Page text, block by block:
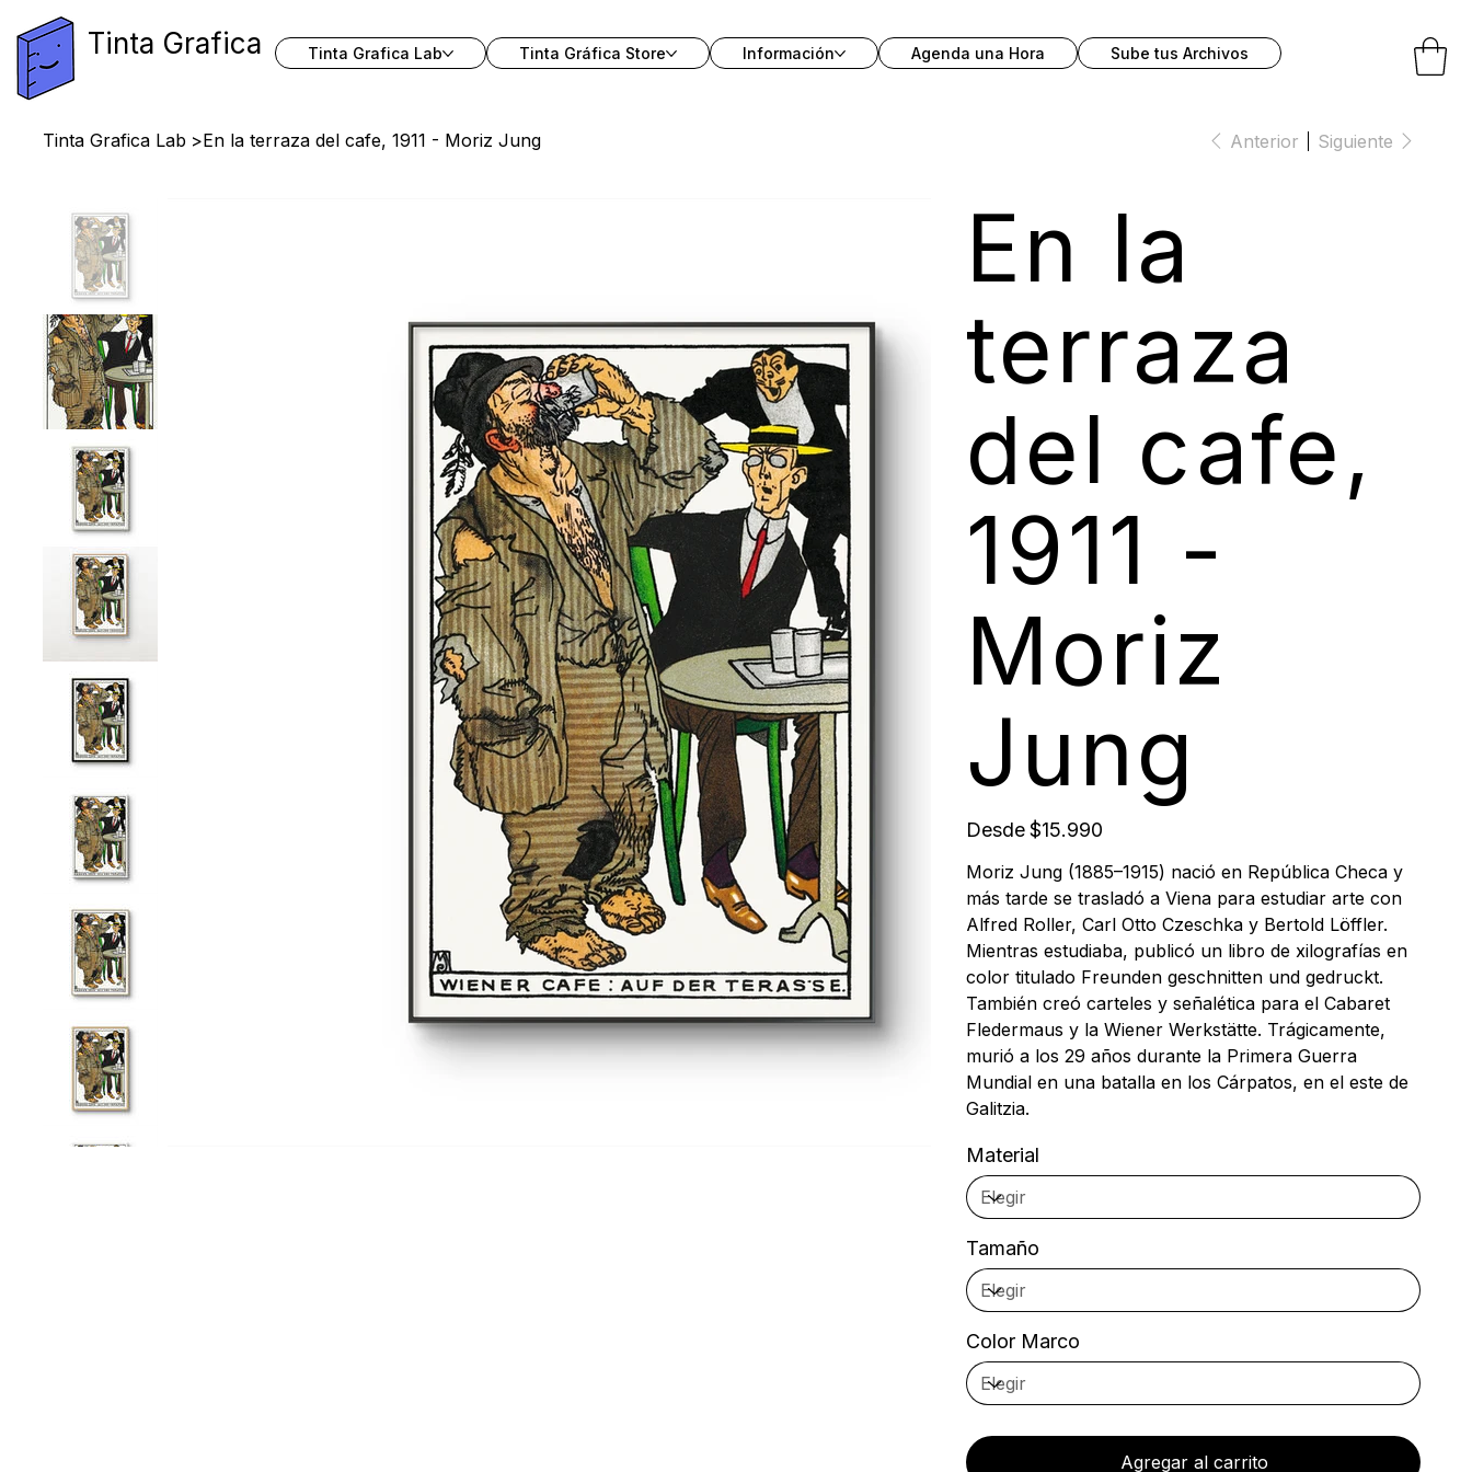
Tinta Grafica Tinta Grafica Lab Tinta Gráfica Store Información Agenda una Hora Sube tus Archivos
Tinta Grafica Lab >En la terraza del cafe, 1911 - Moriz Jung Anterior Siguiente
En la
terraza
del cafe,
1911 -
Moriz
Jung
Desde Precio
$15.990
Moriz Jung (1885–1915) nació en República Checa y
más tarde se trasladó a Viena para estudiar arte con
Alfred Roller, Carl Otto Czeschka y Bertold Löffler.
Mientras estudiaba, publicó un libro de xilografías en
color titulado Freunden geschnitten und gedruckt.
También creó carteles y señalética para el Cabaret
Fledermaus y la Wiener Werkstätte. Trágicamente,
murió a los 29 años durante la Primera Guerra
Mundial en una batalla en los Cárpatos, en el este de
Galitzia.
Material
Tamaño
Color Marco
Agregar al carrito